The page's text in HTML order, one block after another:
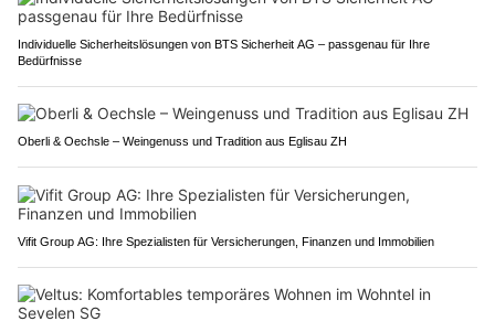
Individuelle Sicherheitslösungen von BTS Sicherheit AG – passgenau für Ihre
Bedürfnisse
Oberli & Oechsle – Weingenuss und Tradition aus Eglisau ZH
Vifit Group AG: Ihre Spezialisten für Versicherungen, Finanzen und Immobilien